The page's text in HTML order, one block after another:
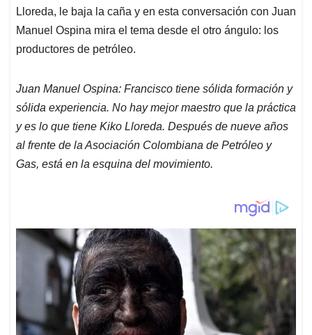
Lloreda, le baja la caña y en esta conversación con Juan
Manuel Ospina mira el tema desde el otro ángulo: los
productores de petróleo.
Juan Manuel Ospina: Francisco tiene sólida formación y
sólida experiencia. No hay mejor maestro que la práctica
y es lo que tiene Kiko Lloreda. Después de nueve años
al frente de la Asociación Colombiana de Petróleo y
Gas, está en la esquina del movimiento.